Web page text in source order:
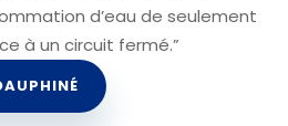
d’eau de seulement
à un circuit fermé.”